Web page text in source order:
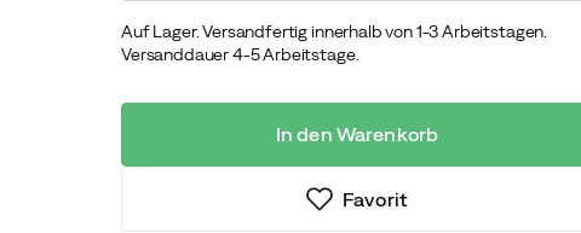
Auf Lager. Versandfertig innerhalb von 1-3 Arbeitstagen.
Versanddauer 4-5 Arbeitstage.
In den Warenkorb
Favorit